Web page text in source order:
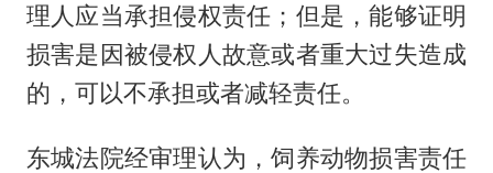
理人应当承担侵权责任；但是，能够证明
损害是因被侵权人故意或者重大过失造成
的，可以不承担或者减轻责任。
东城法院经审理认为，饲养动物损害责任